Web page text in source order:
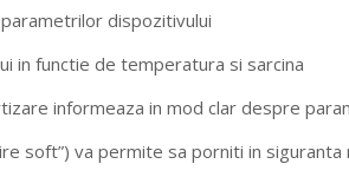
dispozitivului
in functie de temperatura si sarcina
informeaza in mod clar despre
soft”) va permite sa porniti in